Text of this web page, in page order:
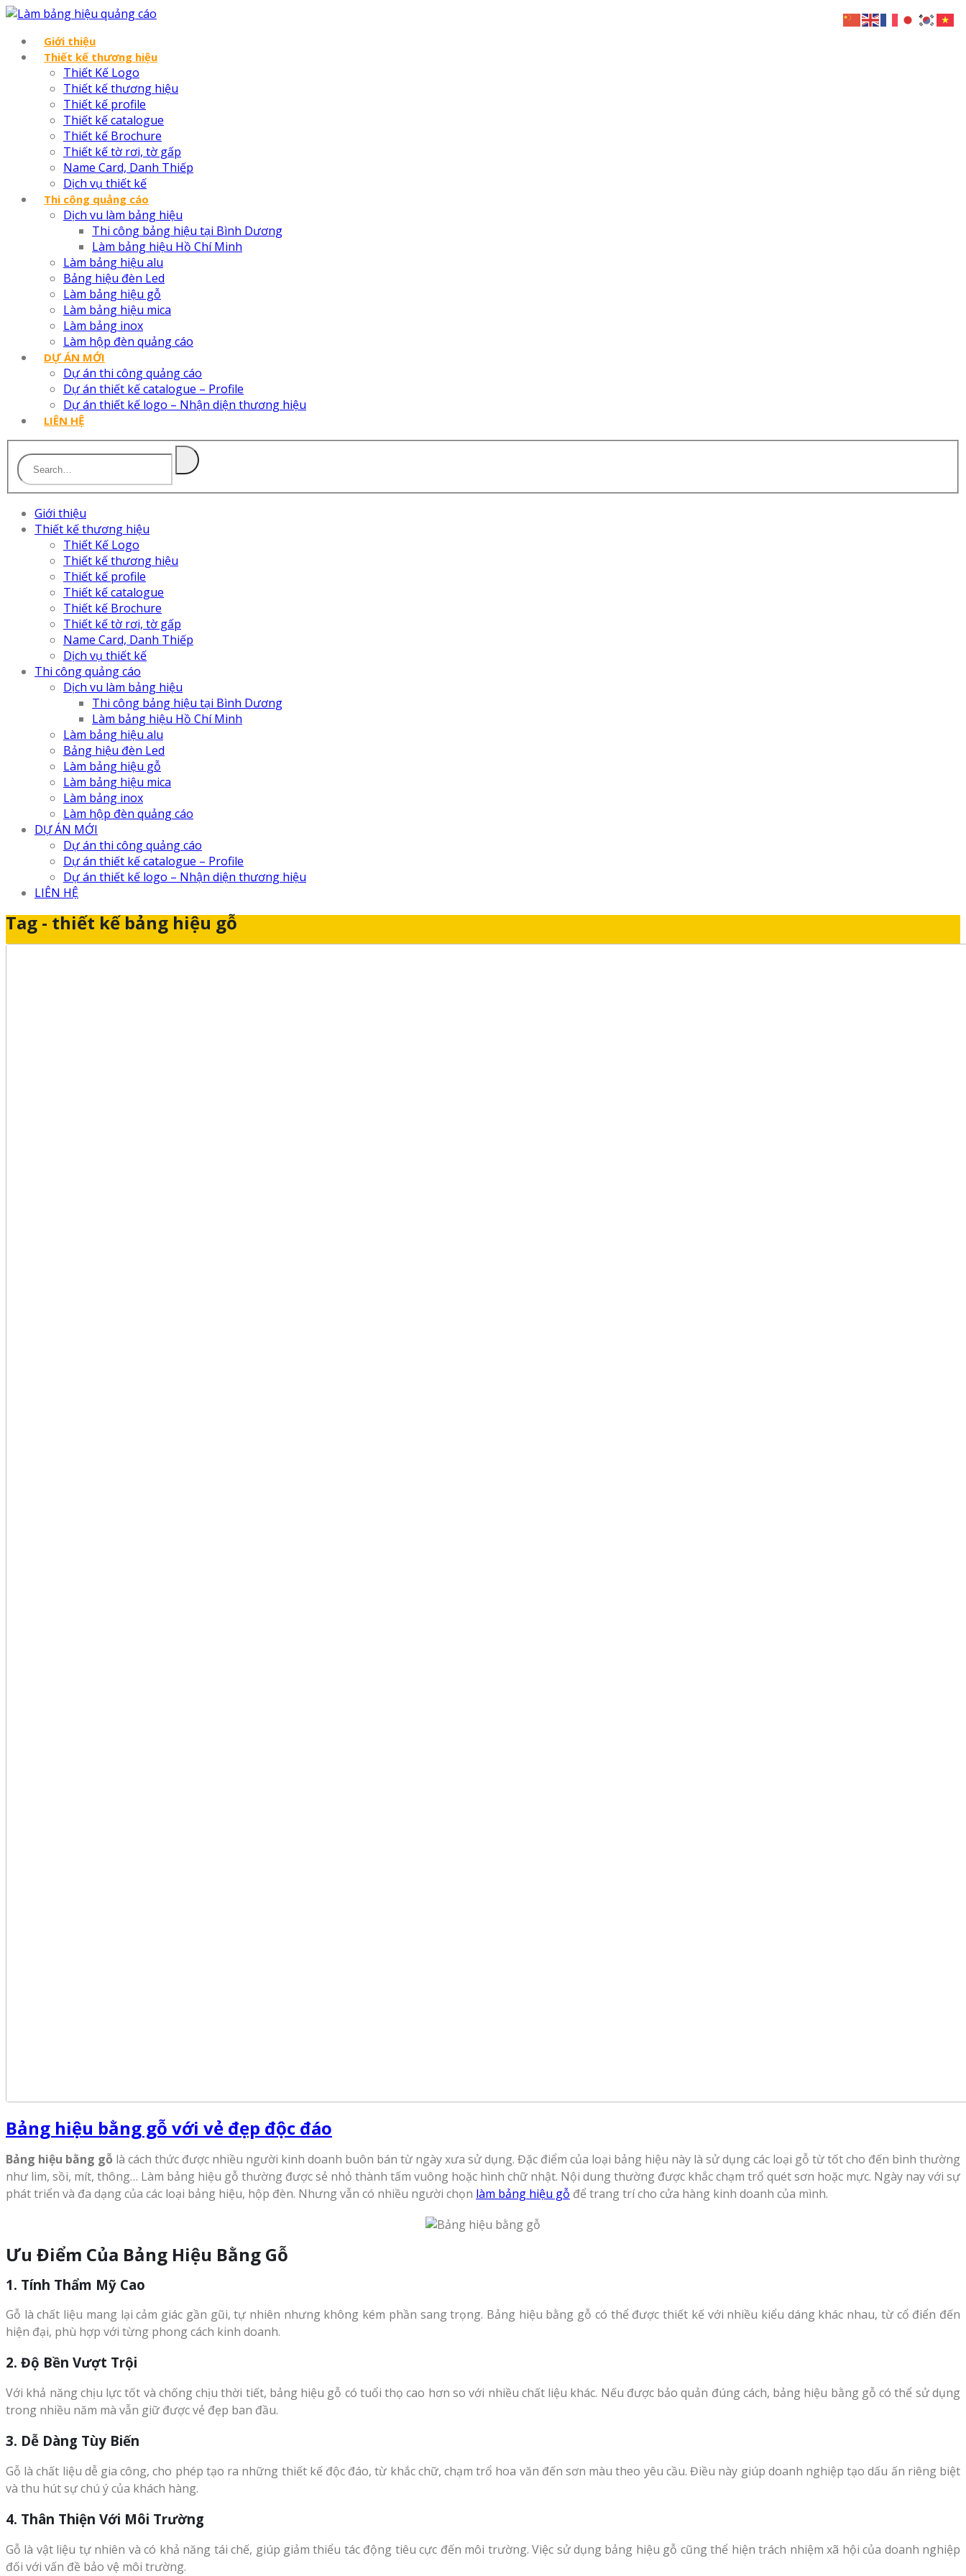
Giới thiệu
Thiết kế thương hiệu
Thiết Kế Logo
Thiết kế thương hiệu
Thiết kế profile
Thiết kế catalogue
Thiết kế Brochure
Thiết kế tờ rơi, tờ gấp
Name Card, Danh Thiếp
Dịch vụ thiết kế
Thi công quảng cáo
Dịch vu làm bảng hiệu
Thi công bảng hiệu tại Bình Dương
Làm bảng hiệu Hồ Chí Minh
Làm bảng hiệu alu
Bảng hiệu đèn Led
Làm bảng hiệu gỗ
Làm bảng hiệu mica
Làm bảng inox
Làm hộp đèn quảng cáo
DỰ ÁN MỚI
Dự án thi công quảng cáo
Dự án thiết kế catalogue – Profile
Dự án thiết kế logo – Nhận diện thương hiệu
LIÊN HỆ
Giới thiệu
Thiết kế thương hiệu
Thiết Kế Logo
Thiết kế thương hiệu
Thiết kế profile
Thiết kế catalogue
Thiết kế Brochure
Thiết kế tờ rơi, tờ gấp
Name Card, Danh Thiếp
Dịch vụ thiết kế
Thi công quảng cáo
Dịch vu làm bảng hiệu
Thi công bảng hiệu tại Bình Dương
Làm bảng hiệu Hồ Chí Minh
Làm bảng hiệu alu
Bảng hiệu đèn Led
Làm bảng hiệu gỗ
Làm bảng hiệu mica
Làm bảng inox
Làm hộp đèn quảng cáo
DỰ ÁN MỚI
Dự án thi công quảng cáo
Dự án thiết kế catalogue – Profile
Dự án thiết kế logo – Nhận diện thương hiệu
LIÊN HỆ
Tag - thiết kế bảng hiệu gỗ
Bảng hiệu bằng gỗ với vẻ đẹp độc đáo
Bảng hiệu bằng gỗ là cách thức được nhiều người kinh doanh buôn bán từ ngày xưa sử dụng. Đặc điểm của loại bảng hiệu này là sử dụng các loại gỗ từ tốt cho đến bình thường
như lim, sồi, mít, thông… Làm bảng hiệu gỗ thường được sẻ nhỏ thành tấm vuông hoặc hình chữ nhật. Nội dung thường được khắc chạm trổ quét sơn hoặc mực. Ngày nay với sự
phát triển và đa dạng của các loại bảng hiệu, hộp đèn. Nhưng vẫn có nhiều người chọn làm bảng hiệu gỗ để trang trí cho cửa hàng kinh doanh của mình.
Ưu Điểm Của Bảng Hiệu Bằng Gỗ
1. Tính Thẩm Mỹ Cao
Gỗ là chất liệu mang lại cảm giác gần gũi, tự nhiên nhưng không kém phần sang trọng. Bảng hiệu bằng gỗ có thể được thiết kế với nhiều kiểu dáng khác nhau, từ cổ điển đến
hiện đại, phù hợp với từng phong cách kinh doanh.
2. Độ Bền Vượt Trội
Với khả năng chịu lực tốt và chống chịu thời tiết, bảng hiệu gỗ có tuổi thọ cao hơn so với nhiều chất liệu khác. Nếu được bảo quản đúng cách, bảng hiệu bằng gỗ có thể sử dụng
trong nhiều năm mà vẫn giữ được vẻ đẹp ban đầu.
3. Dễ Dàng Tùy Biến
Gỗ là chất liệu dễ gia công, cho phép tạo ra những thiết kế độc đáo, từ khắc chữ, chạm trổ hoa văn đến sơn màu theo yêu cầu. Điều này giúp doanh nghiệp tạo dấu ấn riêng biệt
và thu hút sự chú ý của khách hàng.
4. Thân Thiện Với Môi Trường
Gỗ là vật liệu tự nhiên và có khả năng tái chế, giúp giảm thiểu tác động tiêu cực đến môi trường. Việc sử dụng bảng hiệu gỗ cũng thể hiện trách nhiệm xã hội của doanh nghiệp
đối với vấn đề bảo vệ môi trường.